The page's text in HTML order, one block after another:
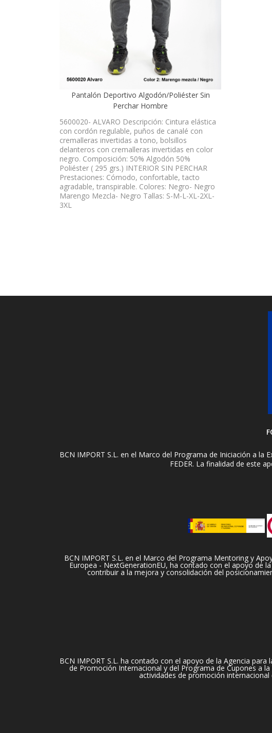
Pantalón Deportivo Algodón/Poliéster Sin
Perchar Hombre
5600020- ALVARO Descripción: Cintura elástica
con cordón regulable, puños de canalé con
cremalleras invertidas a tono, bolsillos
delanteros con cremalleras invertidas en color
negro. Composición: 50% Algodón 50%
Poliéster ( 295 grs.) INTERIOR SIN PERCHAR
Prestaciones: Cómodo, confortable, tacto
agradable, transpirable. Colores: Negro- Negro
Marengo Mezcla- Negro Tallas: S-M-L-XL-2XL-
3XL
BCN IMPORT S.L. en el Marco del Programa de Iniciación a la
FEDER. La finalidad de este
BCN IMPORT S.L. en el Marco del Programa Mentoring y
Europea - NextGenerationEU, ha contado con el apoyo de
contribuir a la mejora y consolidación del
BCN IMPORT S.L. ha contado con el apoyo de la Agencia
de Promoción Internacional y del Programa de Cupones a
actividades de promoción